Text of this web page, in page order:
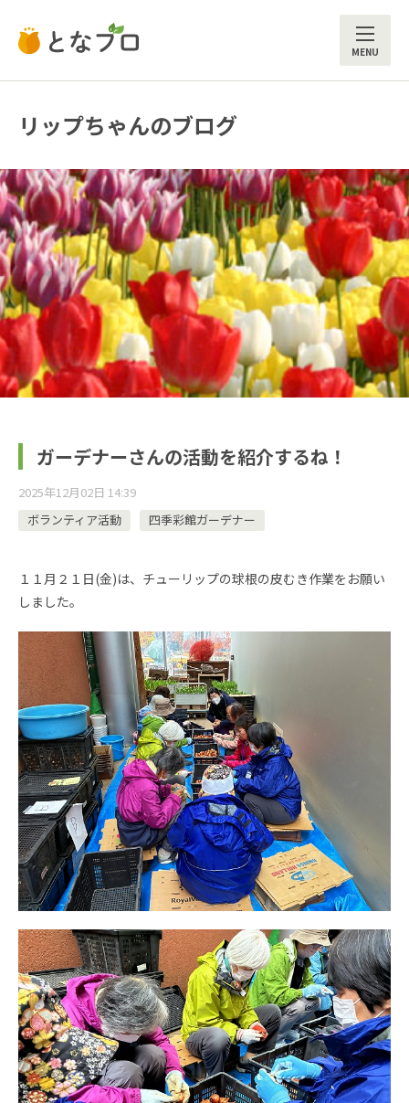
リップちゃんのブログ
ガーデナーさんの活動を紹介するね！
2025年12月02日 14:39
ボランティア活動
四季彩館ガーデナー
１１月２１日(金)は、チューリップの球根の皮むき作業をお願い
しました。